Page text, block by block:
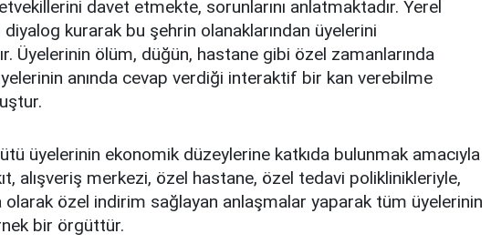
davet etmekte, sorunlarını anlatmaktadır. Yerel
kurarak bu şehrin olanaklarından üyelerini
Üyelerinin ölüm, düğün, hastane gibi özel zamanlarında
anında cevap verdiği interaktif bir kan verebilme
üyelerinin ekonomik düzeylerine katkıda bulunmak amacıyla
alışveriş merkezi, özel hastane, özel tedavi poliklinikleriyle,
özel indirim sağlayan anlaşmalar yaparak tüm üyelerinin
bir örgüttür.